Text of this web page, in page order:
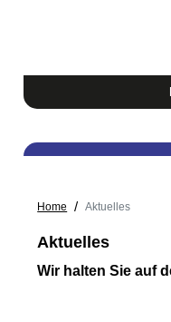
Home / Aktuelles
Aktuelles
Wir halten Sie auf